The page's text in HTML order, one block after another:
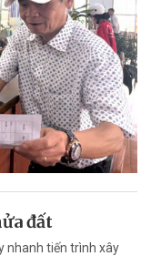
đất
nhanh tiến trình xây